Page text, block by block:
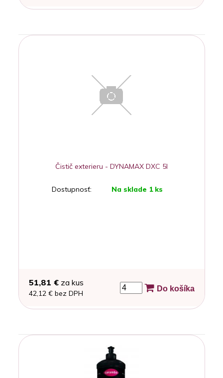
Čistič exterieru - DYNAMAX DXC 5l
Dostupnosť: Na sklade 1 ks
51,81 €za kus
42,12 € bez DPH
Do košíka